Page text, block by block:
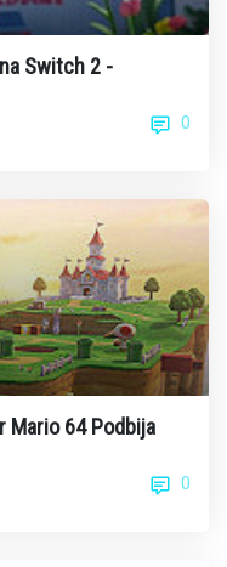
Switch 2 -
0
Mario 64 Podbija
0